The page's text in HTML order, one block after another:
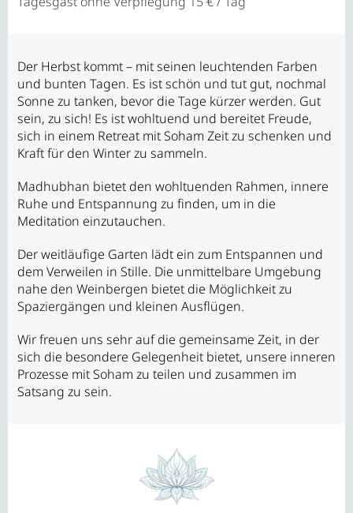
Der Herbst kommt – mit seinen leuchtenden Farben
und bunten Tagen. Es ist schön und tut gut, nochmal
Sonne zu tanken, bevor die Tage kürzer werden. Gut
sein, zu sich! Es ist wohltuend und bereitet Freude,
sich in einem Retreat mit Soham Zeit zu schenken und
Kraft für den Winter zu sammeln.
Madhubhan bietet den wohltuenden Rahmen, innere
Ruhe und Entspannung zu finden, um in die
Meditation einzutauchen.
Der weitläufige Garten lädt ein zum Entspannen und
dem Verweilen in Stille. Die unmittelbare Umgebung
nahe den Weinbergen bietet die Möglichkeit zu
Spaziergängen und kleinen Ausflügen.
Wir freuen uns sehr auf die gemeinsame Zeit, in der
sich die besondere Gelegenheit bietet, unsere inneren
Prozesse mit Soham zu teilen und zusammen im
Satsang zu sein.